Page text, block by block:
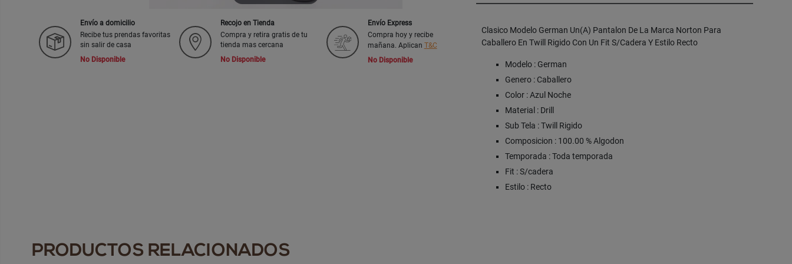
Envío a domicilio
Recibe tus prendas favoritas
sin salir de casa
No Disponible
Recojo en Tienda
Compra y retira gratis de tu
tienda mas cercana
No Disponible
Envío Express
Compra hoy y recibe
mañana. Aplican T&C
No Disponible
Clasico Modelo German Un(A) Pantalon De La Marca Norton Para
Caballero En Twill Rigido Con Un Fit S/Cadera Y Estilo Recto
Modelo : German
Genero : Caballero
Color : Azul Noche
Material : Drill
Sub Tela : Twill Rigido
Composicion : 100.00 % Algodon
Temporada : Toda temporada
Fit : S/cadera
Estilo : Recto
PRODUCTOS RELACIONADOS